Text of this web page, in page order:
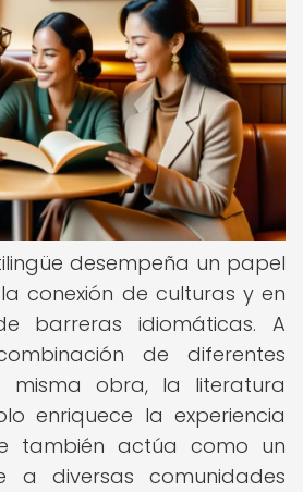
desempeña un papel
conexión de culturas y en
barreras idiomáticas. A
de diferentes
misma obra, la literatura
enriquece la experiencia
también actúa como un
a diversas comunidades